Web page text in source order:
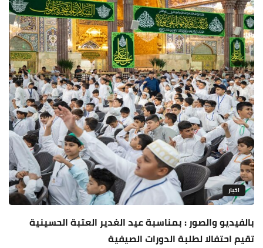
اخبار
بالفيديو والصور : بمناسبة عيد الغدير العتبة الحسينية
تقيم احتفالا لطلبة الدورات الصيفية